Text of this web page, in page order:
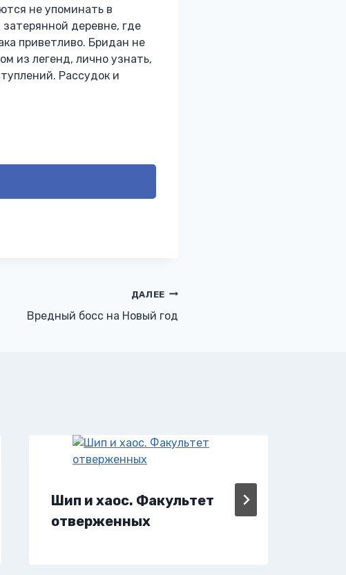
не упоминать в
деревне, где
приветливо. Бридан не
из легенд, лично узнать,
Рассудок и
ДАЛЕЕ
Вредный босс на Новый год
Шип и хаос. Факультет
отверженных